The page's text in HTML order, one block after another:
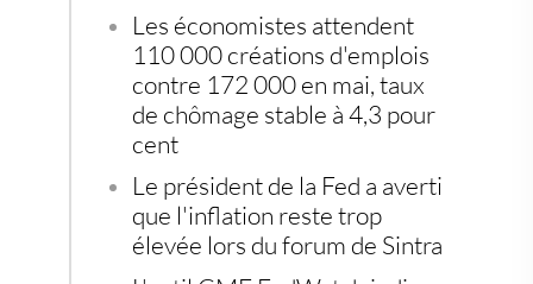
Les économistes attendent
110 000 créations d'emplois
contre 172 000 en mai, taux
de chômage stable à 4,3 pour
cent
Le président de la Fed a averti
que l'inflation reste trop
élevée lors du forum de Sintra